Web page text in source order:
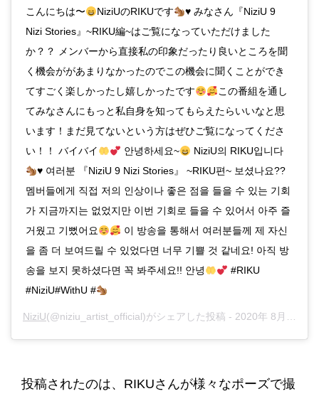
こんにちは〜 NiziUのRIKUです ♥️みなさん『NiziU 9
Nizi Stories』~RIKU編~はご覧になっていただけました
か？？ メンバーから直接私の印象だったり良いところを聞
く機会ががあまりなかったのでこの機会に聞くことができ
てすごく楽しかったし嬉しかったです
この番組を通し
てみなさんにもっと私自身を知ってもらえたらいいなと思
います！まだ見てないという方はぜひご覧になってくださ
い！！ バイバイ
안녕하세요~
NiziU의 RIKU입니다
♥️여러분 『NiziU 9 Nizi Stories』 ~RIKU편~ 보셨나요??
멤버들에게 직접 저의 인상이나 좋은 점을 들을 수 있는 기회
가 지금까지는 없었지만 이번 기회로 들을 수 있어서 아주 즐
거웠고 기뻤어요
이 방송을 통해서 여러분들께 제 자신
을 좀 더 보여드릴 수 있었다면 너무 기쁠 것 같네요! 아직 방
송을 보지 못하셨다면 꼭 봐주세요!! 안녕
#RIKU
#NiziU#WithU #
NiziU(@niziu_artist_official)がシェアした投稿 - 2020年 8月月20日午後11時08分PDT
投稿されたのは、RIKUさんが様々なポーズで撮